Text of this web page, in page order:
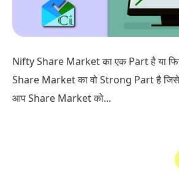
Nifty Share Market का एक Part है या
Share Market का वो Strong Part है
आप Share Market को...